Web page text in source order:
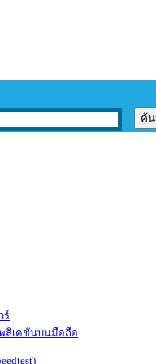
ร์
ลิเคชันบนมือถือ